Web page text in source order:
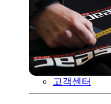
고객센터